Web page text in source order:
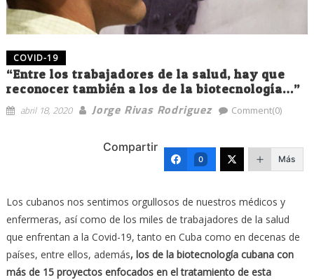
COVID-19
“Entre los trabajadores de la salud, hay que
reconocer también a los de la biotecnología…”
abril 18, 2020 Jorge Rivas Rodriguez Comment(0)
Compartir
0 Más
Los cubanos nos sentimos orgullosos de nuestros médicos y
enfermeras, así como de los miles de trabajadores de la salud
que enfrentan a la Covid-19, tanto en Cuba como en decenas de
países, entre ellos, además, los de la biotecnología cubana con
más de 15 proyectos enfocados en el tratamiento de esta